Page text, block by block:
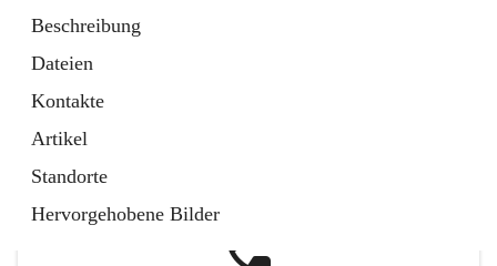
Beschreibung
Dateien
Kontakte
Artikel
Standorte
Hervorgehobene Bilder